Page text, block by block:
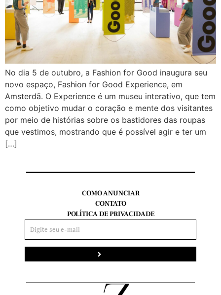
No dia 5 de outubro, a Fashion for Good inaugura seu
novo espaço, Fashion for Good Experience, em
Amsterdã. O Experience é um museu interativo, que tem
como objetivo mudar o coração e mente dos visitantes
por meio de histórias sobre os bastidores das roupas
que vestimos, mostrando que é possível agir e ter um
[…]
COMO ANUNCIAR
CONTATO
POLÍTICA DE PRIVACIDADE